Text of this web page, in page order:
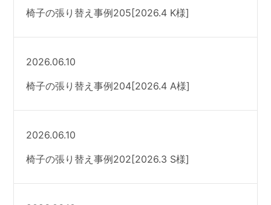
椅子の張り替え事例205[2026.4 K様]
2026.06.10
椅子の張り替え事例204[2026.4 A様]
2026.06.10
椅子の張り替え事例202[2026.3 S様]